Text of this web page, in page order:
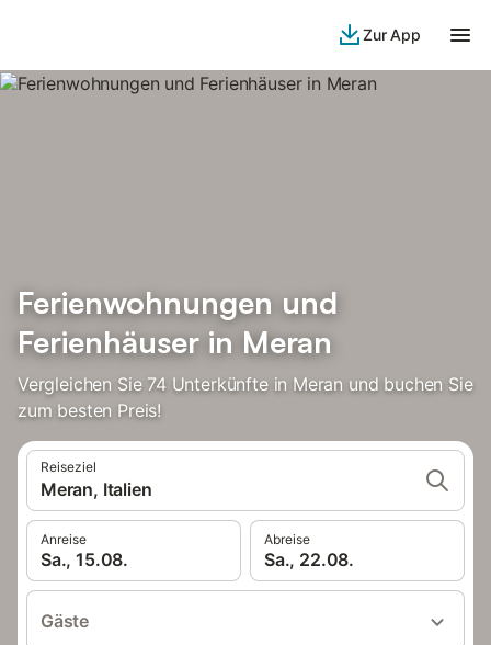
Zur App
Ferienwohnungen und
Ferienhäuser in Meran
Vergleichen Sie 74 Unterkünfte in Meran und buchen Sie
zum besten Preis!
Reiseziel
Meran, Italien
Anreise
Sa., 15.08.
Abreise
Sa., 22.08.
Gäste